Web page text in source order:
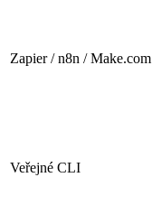
Zapier / n8n / Make.com
Veřejné CLI